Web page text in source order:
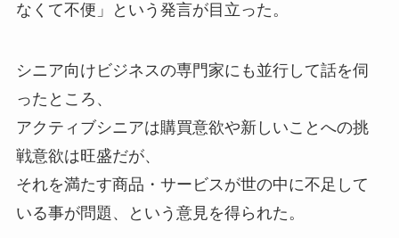
なくて不便」という発言が目立った。
シニア向けビジネスの専門家にも並行して話を伺
ったところ、
アクティブシニアは購買意欲や新しいことへの挑
戦意欲は旺盛だが、
それを満たす商品・サービスが世の中に不足して
いる事が問題、という意見を得られた。